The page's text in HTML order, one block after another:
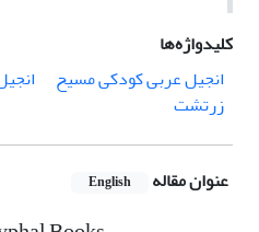
کلیدواژه‌ها
انجیل عربی کودکی مسیح
زرتشت
عنوان مقاله English